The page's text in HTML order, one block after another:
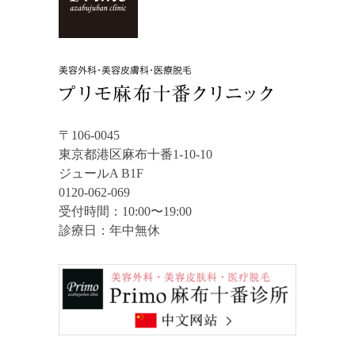
〒106-0045
東京都港区麻布十番1-10-10
ジュールA B1F
0120-062-069
受付時間：10:00〜19:00
診療日：年中無休